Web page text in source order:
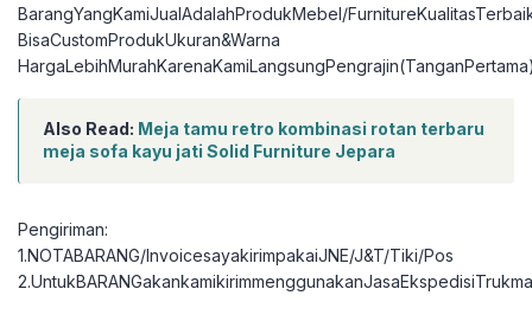
BarangYangKamiJualAdalahProdukMebel/
BisaCustomProdukUkuran&Warna
Also Read: Meja tamu retro kombinasi rotan terbaru
meja sofa kayu jati Solid Furniture Jepara
Pengiriman:
1.NOTABARANG/InvoicesayakirimpakaiJNE/J&T/Tiki/Pos